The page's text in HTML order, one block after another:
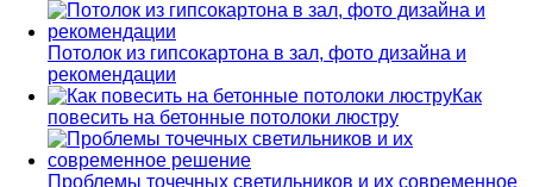
Потолок из гипсокартона в зал, фото дизайна и
рекомендации
Как
повесить на бетонные потолоки люстру
Проблемы точечных светильников и их современное